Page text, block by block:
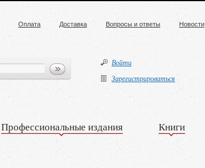
Оплата Доставка Вопросы и ответы Новости
Войти
Зарегистрироваться
Профессиональные издания Книги